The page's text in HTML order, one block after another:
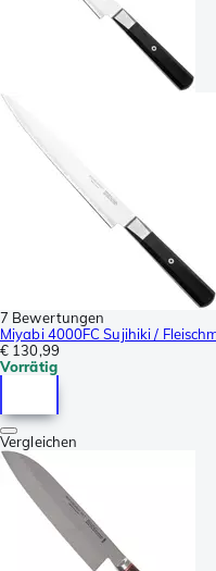
7 Bewertungen
Miyabi 4000FC Sujihiki /
€ 130,99
Vorrätig
Vergleichen